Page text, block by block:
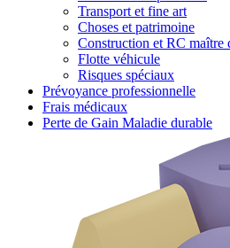
Transport et fine art
Choses et patrimoine
Construction et RC maître
Flotte véhicule
Risques spéciaux
Prévoyance professionnelle
Frais médicaux
Perte de Gain Maladie durable